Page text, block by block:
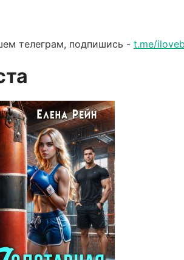
телеграм, подпишись - t.me/